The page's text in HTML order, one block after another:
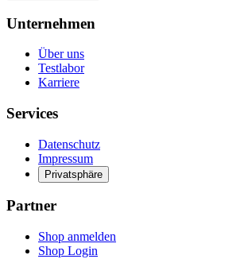
Unternehmen
Über uns
Testlabor
Karriere
Services
Datenschutz
Impressum
Privatsphäre
Partner
Shop anmelden
Shop Login